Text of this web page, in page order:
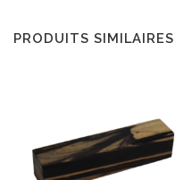
PRODUITS SIMILAIRES